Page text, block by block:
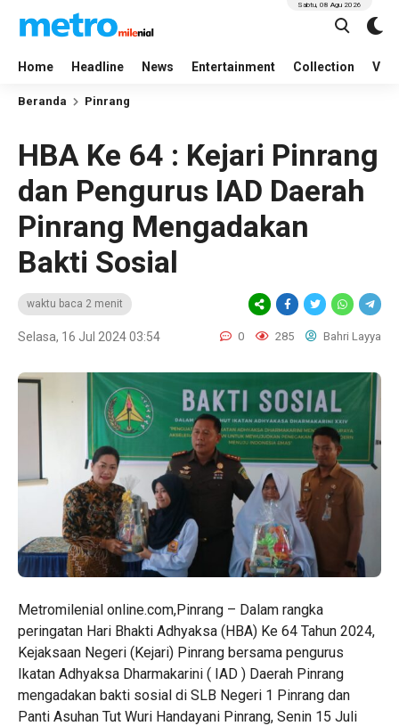
Home Headline News Entertainment Collection
Sabtu, 08 Agu 2026
Beranda Pinrang
HBA Ke 64 : Kejari Pinrang
dan Pengurus IAD Daerah
Pinrang Mengadakan
Bakti Sosial
waktu baca 2 menit
Selasa, 16 Jul 2024 03:54 0 285 Bahri Layya
Metromilenial online.com,Pinrang – Dalam rangka
peringatan Hari Bhakti Adhyaksa (HBA) Ke 64 Tahun 2024,
Kejaksaan Negeri (Kejari) Pinrang bersama pengurus
Ikatan Adhyaksa Dharmakarini ( IAD ) Daerah Pinrang
mengadakan bakti sosial di SLB Negeri 1 Pinrang dan
Panti Asuhan Tut Wuri Handayani Pinrang, Senin 15 Juli